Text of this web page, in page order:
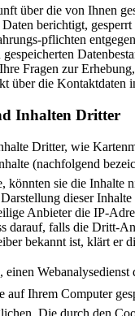
über die von Ihnen
berichtigt,
pflichten
Fragen zur
über die Kontaktdaten
Inhalten Dritter
Dritter, wie
(nachfolgend
könnten sie die Inhalte
dieser
Anbieter die IP-
darauf, falls die Dritt-
bekannt ist, klärt er
Webanalysedienst
auf Ihrem Computer
Die durch den